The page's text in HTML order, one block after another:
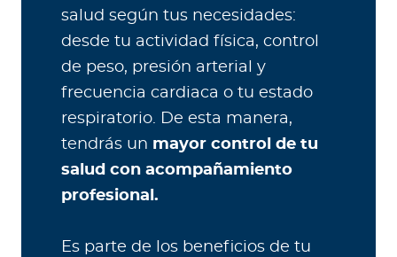
salud según tus necesidades:
desde tu actividad física, control
de peso, presión arterial y
frecuencia cardiaca o tu estado
respiratorio. De esta manera,
tendrás un mayor control de tu
salud con acompañamiento
profesional.
Es parte de los beneficios de tu